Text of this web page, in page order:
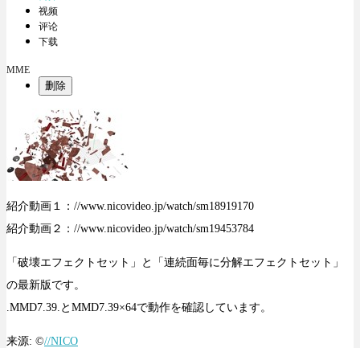
视频
评论
下载
MME
删除
紹介動画１：//www.nicovideo.jp/watch/sm18919170
紹介動画２：//www.nicovideo.jp/watch/sm19453784
「破壊エフェクトセット」と「連続面毎に分解エフェクトセット」
の最新版です。
.MMD7.39.とMMD7.39×64で動作を確認しています。
来源: ©//NICO